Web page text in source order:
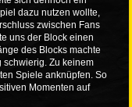
dazu nutzen wollte,
zwischen Fans
uns der Block einen
des Blocks machte
schwierig. Zu keinem
Spiele anknüpfen. So
Momenten auf